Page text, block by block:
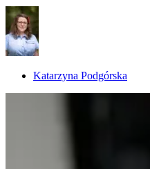
Katarzyna Podgórska